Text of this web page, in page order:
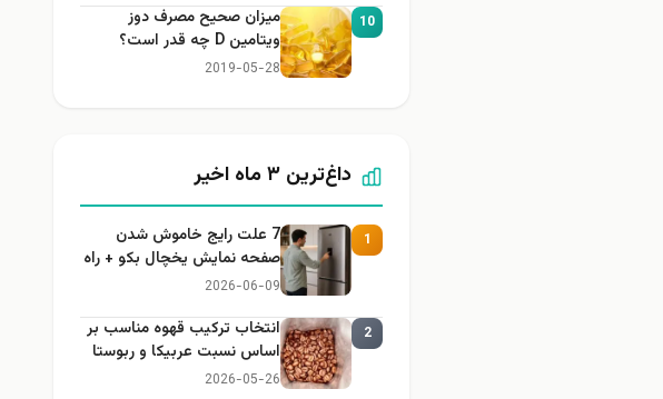
10
میزان صحیح مصرف دوز
ویتامین D چه قدر است؟
2019-05-28
داغ‌ترین ۳ ماه اخیر
1
7 علت رایج خاموش شدن
صفحه نمایش یخچال بکو + راه
حل
2026-06-09
2
انتخاب ترکیب قهوه مناسب بر
اساس نسبت عربیکا و ربوستا
2026-05-26